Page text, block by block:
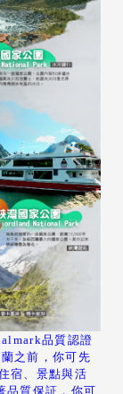
品質認證
之前，你可先
宿、景點與活
品質保証，你可